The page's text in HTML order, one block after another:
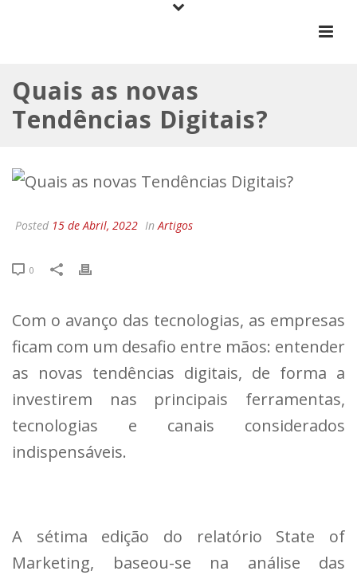
Quais as novas
Tendências Digitais?
Posted 15 de Abril, 2022 InArtigos
0
Com o avanço das tecnologias, as empresas
ficam com um desafio entre mãos: entender
as novas tendências digitais, de forma a
investirem nas principais ferramentas,
tecnologias e canais considerados
indispensáveis.
A sétima edição do relatório State of
Marketing, baseou-se na análise das